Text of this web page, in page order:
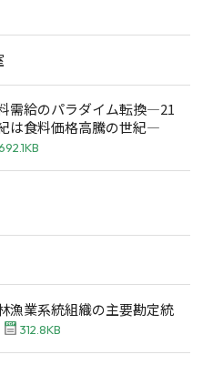
需給のパラダイム転換―21
は食料価格高騰の世紀―
漁業系統組織の主要勘定統
312.8KB